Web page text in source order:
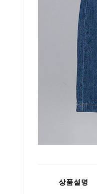
상품설명